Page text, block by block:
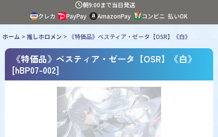
朝9:00まで当日発送
クレカ
PayPay AmazonPay コンビニ 払いOK
ホーム > 推しホロメン > 《特価品》ベスティア・ゼータ【OSR】《白》
《特価品》ベスティア・ゼータ【OSR】《白》
[hBP07-002]